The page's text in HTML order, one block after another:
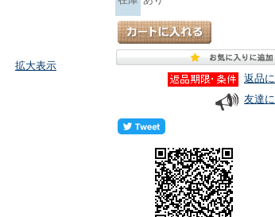
拡大表示
返品
友達